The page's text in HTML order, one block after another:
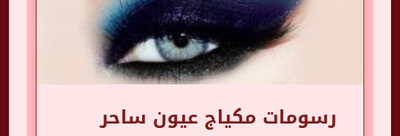
رسومات مكياج عيون ساحر